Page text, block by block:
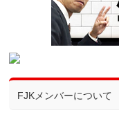
FJKメンバーについて